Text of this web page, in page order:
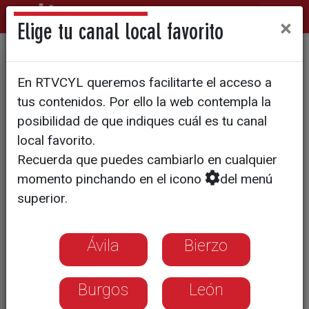
Una publicación recoge todos
los animales representandos
en el fondo medieval de la
USAL
Elige tu canal local favorito ×
En RTVCYL queremos facilitarte el acceso a
tus contenidos. Por ello la web contempla la
posibilidad de que indiques cuál es tu canal
local favorito.
Recuerda que puedes cambiarlo en cualquier
momento pinchando en el icono
del menú
superior.
Ávila Bierzo
Burgos León